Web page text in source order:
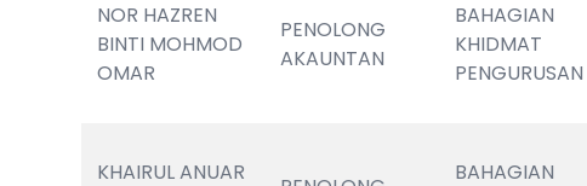
NOR HAZREN
BINTI MOHMOD
OMAR
PENOLONG
AKAUNTAN
BAHAGIAN
KHIDMAT
PENGURUSAN
KHAIRUL ANUAR BAHAGIAN